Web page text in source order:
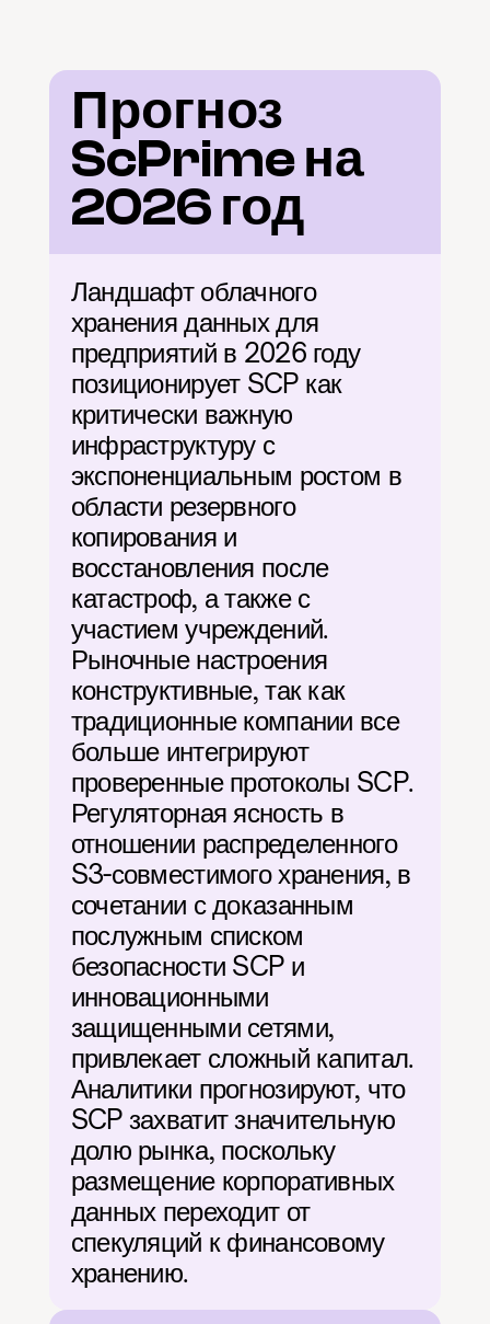
Прогноз
ScPrime на
2026 год
Ландшафт облачного
хранения данных для
предприятий в 2026 году
позиционирует SCP как
критически важную
инфраструктуру с
экспоненциальным ростом в
области резервного
копирования и
восстановления после
катастроф, а также с
участием учреждений.
Рыночные настроения
конструктивные, так как
традиционные компании все
больше интегрируют
проверенные протоколы SCP.
Регуляторная ясность в
отношении распределенного
S3-совместимого хранения, в
сочетании с доказанным
послужным списком
безопасности SCP и
инновационными
защищенными сетями,
привлекает сложный капитал.
Аналитики прогнозируют, что
SCP захватит значительную
долю рынка, поскольку
размещение корпоративных
данных переходит от
спекуляций к финансовому
хранению.